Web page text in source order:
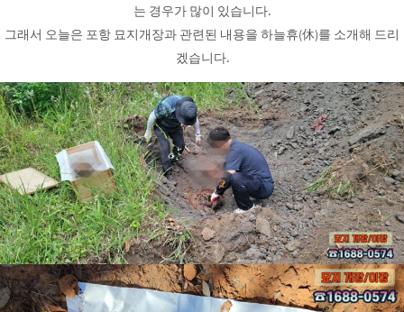
는 경우가 많이 있습니다.
그래서 오늘은 포항 묘지개장과 관련된 내용을 하늘휴(休)를 소개해 드리
겠습니다.